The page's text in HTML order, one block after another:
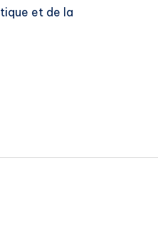
et de la